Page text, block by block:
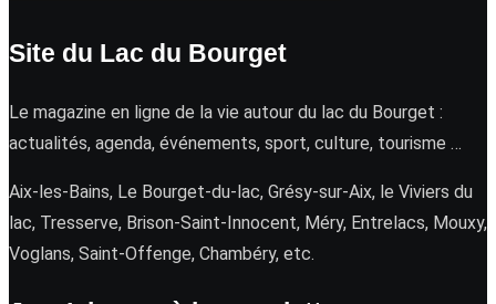
Site du Lac du Bourget
Le magazine en ligne de la vie autour du lac du Bourget :
actualités, agenda, événements, sport, culture, tourisme …
Aix-les-Bains, Le Bourget-du-lac, Grésy-sur-Aix, le Viviers du
lac, Tresserve, Brison-Saint-Innocent, Méry, Entrelacs, Mouxy,
Voglans, Saint-Offenge, Chambéry, etc.